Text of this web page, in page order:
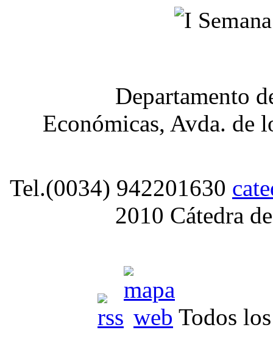
Departamento
Económicas, Avda. de
Tel.(0034) 942201630
2010 Cátedra
Todos